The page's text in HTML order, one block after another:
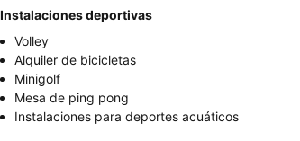
Instalaciones deportivas
Volley
Alquiler de bicicletas
Minigolf
Mesa de ping pong
Instalaciones para deportes acuáticos